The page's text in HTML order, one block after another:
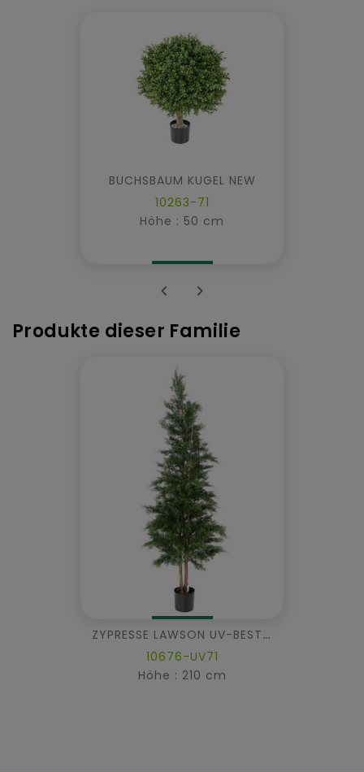
BUCHSBAUM KUGEL NEW
10263-71
Höhe : 50 cm
 
Produkte dieser Familie
ZYPRESSE LAWSON UV-BESTÄNDIG CHAMAECYPARIS
10676-UV71
Höhe : 210 cm